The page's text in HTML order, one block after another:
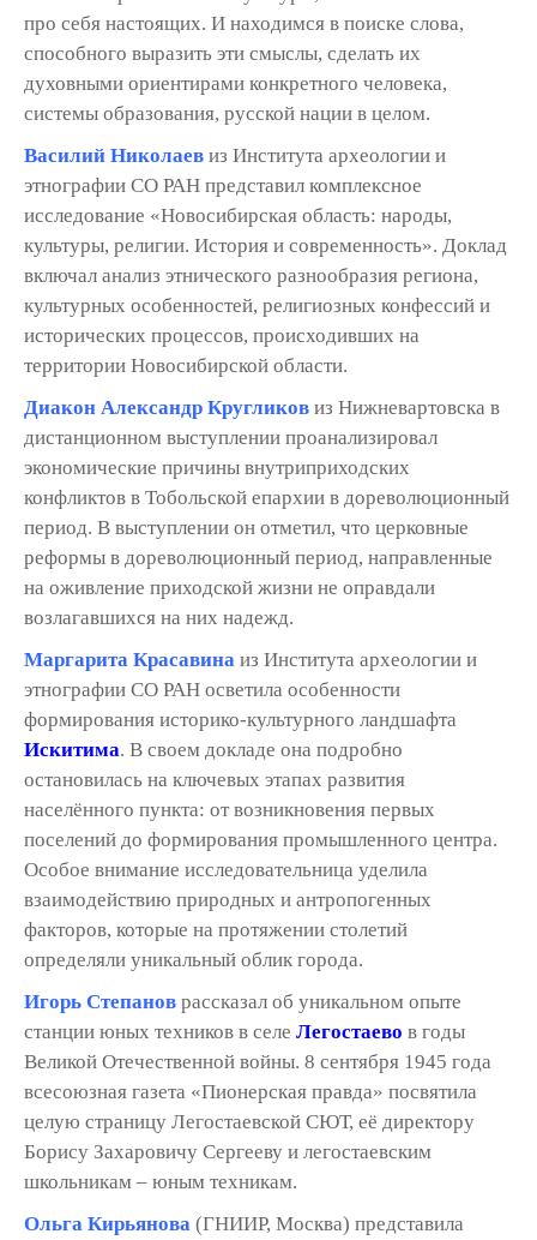
про себя настоящих. И находимся в поиске слова,
способного выразить эти смыслы, сделать их
духовными ориентирами конкретного человека,
системы образования, русской нации в целом.
Василий Николаев из Института археологии и
этнографии СО РАН представил комплексное
исследование «Новосибирская область: народы,
культуры, религии. История и современность». Доклад
включал анализ этнического разнообразия региона,
культурных особенностей, религиозных конфессий и
исторических процессов, происходивших на
территории Новосибирской области.
Диакон Александр Кругликов из Нижневартовска в
дистанционном выступлении проанализировал
экономические причины внутриприходских
конфликтов в Тобольской епархии в дореволюционный
период. В выступлении он отметил, что церковные
реформы в дореволюционный период, направленные
на оживление приходской жизни не оправдали
возлагавшихся на них надежд.
Маргарита Красавина из Института археологии и
этнографии СО РАН осветила особенности
формирования историко-культурного ландшафта
Искитима. В своем докладе она подробно
остановилась на ключевых этапах развития
населённого пункта: от возникновения первых
поселений до формирования промышленного центра.
Особое внимание исследовательница уделила
взаимодействию природных и антропогенных
факторов, которые на протяжении столетий
определяли уникальный облик города.
Игорь Степанов рассказал об уникальном опыте
станции юных техников в селе Легостаево в годы
Великой Отечественной войны. 8 сентября 1945 года
всесоюзная газета «Пионерская правда» посвятила
целую страницу Легостаевской СЮТ, её директору
Борису Захаровичу Сергееву и легостаевским
школьникам – юным техникам.
Ольга Кирьянова (ГНИИР, Москва) представила